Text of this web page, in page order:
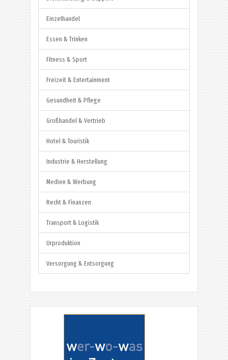
Einzelhandel
Essen & Trinken
Fitness & Sport
Freizeit & Entertainment
Gesundheit & Pflege
Großhandel & Vertrieb
Hotel & Touristik
Industrie & Herstellung
Medien & Werbung
Recht & Finanzen
Transport & Logistik
Urproduktion
Versorgung & Entsorgung